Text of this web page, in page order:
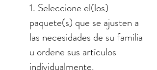
1. Seleccione el(los)
paquete(s) que se ajusten a
las necesidades de su familia
u ordene sus artículos
individualmente.